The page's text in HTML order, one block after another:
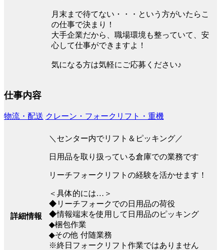
月末まで待てない・・・という方がいたらこ
の仕事で決まり！
大手企業だから、職場環境も整っていて、安
心して仕事ができますよ！
気になる方は気軽にご応募ください♪
仕事内容
物流・配送 クレーン・フォークリフト・重機
詳細情報
＼センター内でリフト＆ピッキング／
日用品を取り扱っている倉庫での業務です
リーチフォークリフトの経験を活かせます！
＜具体的には…＞
◆リーチフォークでの日用品の荷役
◆情報端末を使用して日用品のピッキング
◆梱包作業
◆その他 付随業務
※終日フォークリフト作業ではありません